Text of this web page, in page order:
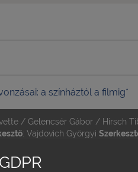
a színháztól a filmig*
/ Gelencsér Gábor / Hirsch
: Vajdovich Györgyi
metropolis.org.hu •
GDPR